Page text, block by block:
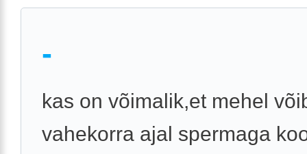
-
kas on võimalik,et mehel
vahekorra ajal spermaga